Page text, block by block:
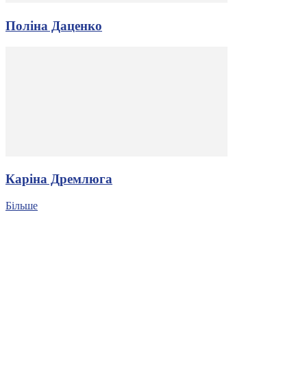
Поліна Даценко
Каріна Дремлюга
Більше